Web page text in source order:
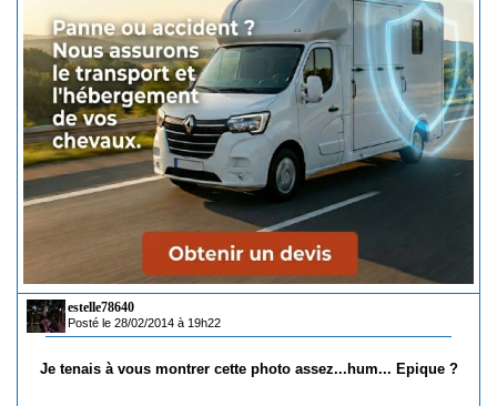
estelle78640
Posté le 28/02/2014 à 19h22
Je tenais à vous montrer cette photo assez...hum... Epique ?